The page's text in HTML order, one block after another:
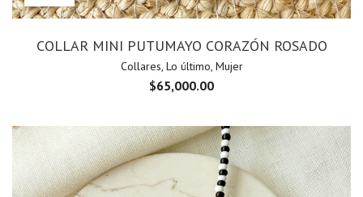
COLLAR MINI PUTUMAYO CORAZÓN ROSADO
Collares, Lo último, Mujer
$65,000.00